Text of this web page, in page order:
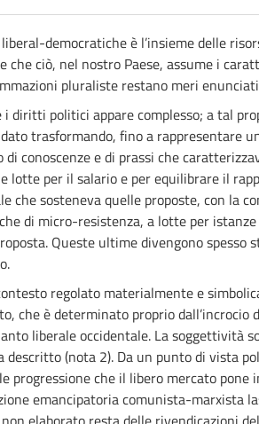
democratiche è l’insieme delle
che ciò, nel nostro Paese, assume i
pluraliste restano meri
i diritti politici appare complesso; a tal
trasformando, fino a rappresentare
di conoscenze e di prassi che
lotte per il salario e per equilibrare il
che sosteneva quelle proposte, con la
di micro-resistenza, a lotte per
Queste ultime divengono
regolato materialmente e
che è determinato proprio
liberale occidentale. La soggettività
descritto (nota 2). Da un punto di vista
progressione che il libero mercato
emancipatoria comunista-marxista